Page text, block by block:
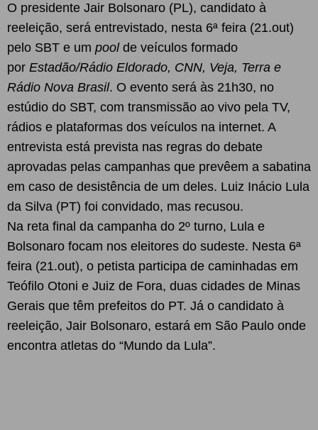
O presidente Jair Bolsonaro (PL), candidato à
reeleição, será entrevistado, nesta 6ª feira (21.out)
pelo SBT e um pool de veículos formado
por Estadão/Rádio Eldorado, CNN, Veja, Terra e
Rádio Nova Brasil. O evento será às 21h30, no
estúdio do SBT, com transmissão ao vivo pela TV,
rádios e plataformas dos veículos na internet. A
entrevista está prevista nas regras do debate
aprovadas pelas campanhas que prevêem a sabatina
em caso de desistência de um deles. Luiz Inácio Lula
da Silva (PT) foi convidado, mas recusou.
Na reta final da campanha do 2º turno, Lula e
Bolsonaro focam nos eleitores do sudeste. Nesta 6ª
feira (21.out), o petista participa de caminhadas em
Teófilo Otoni e Juiz de Fora, duas cidades de Minas
Gerais que têm prefeitos do PT. Já o candidato à
reeleição, Jair Bolsonaro, estará em São Paulo onde
encontra atletas do “Mundo da Lula”.